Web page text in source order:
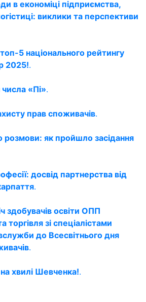
в економіці підприємства,
виклики та перспективи
5 національного рейтингу
2025!.
«Пі».
прав споживачів.
розмови: як пройшло засідання
досвід партнерства від
.
здобувачів освіти ОПП
торгівля зі спеціалістами
до Всесвітнього дня
.
хвилі Шевченка!.